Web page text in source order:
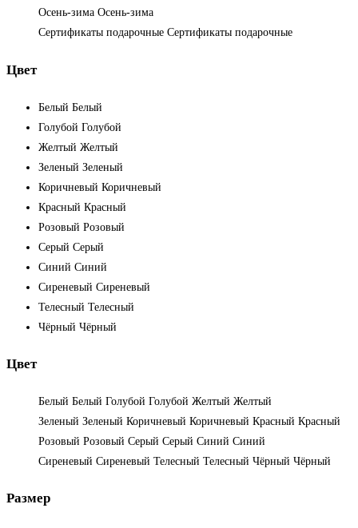
Осень-зима Осень-зима
Сертификаты подарочные Сертификаты подарочные
Цвет
Белый Белый
Голубой Голубой
Желтый Желтый
Зеленый Зеленый
Коричневый Коричневый
Красный Красный
Розовый Розовый
Серый Серый
Синий Синий
Сиреневый Сиреневый
Телесный Телесный
Чёрный Чёрный
Цвет
Белый Белый Голубой Голубой Желтый Желтый
Зеленый Зеленый Коричневый Коричневый Красный Красный
Розовый Розовый Серый Серый Синий Синий
Сиреневый Сиреневый Телесный Телесный Чёрный Чёрный
Размер